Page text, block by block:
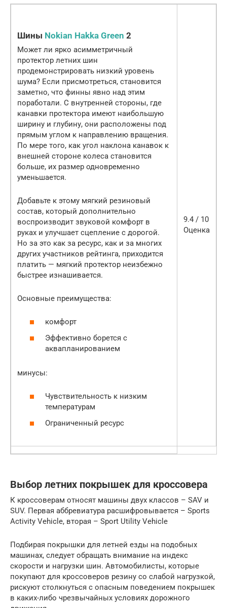
Шины Nokian Hakka Green 2
Может ли ярко асимметричный
протектор летних шин
продемонстрировать низкий уровень
шума? Если присмотреться, становится
заметно, что финны явно над этим
поработали. С внутренней стороны, где
канавки протектора имеют наибольшую
ширину и глубину, они расположены под
прямым углом к ​​направлению вращения.
По мере того, как угол наклона канавок к
внешней стороне колеса становится
больше, их размер одновременно
уменьшается.
Добавьте к этому мягкий резиновый
состав, который дополнительно
воспроизводит звуковой комфорт в
руках и улучшает сцепление с дорогой.
Но за это как за ресурс, как и за многих
других участников рейтинга, приходится
платить — мягкий протектор неизбежно
быстрее изнашивается.
Основные преимущества:
комфорт
Эффективно борется с
аквапланированием
минусы:
Чувствительность к низким
температурам
Ограниченный ресурс
9.4 / 10
Оценка
Выбор летних покрышек для кроссовера
К кроссоверам относят машины двух классов – SAV и
SUV. Первая аббревиатура расшифровывается – Sports
Activity Vehicle, вторая – Sport Utility Vehicle
Подбирая покрышки для летней езды на подобных
машинах, следует обращать внимание на индекс
скорости и нагрузки шин. Автомобилисты, которые
покупают для кроссоверов резину со слабой нагрузкой,
рискуют столкнуться с опасным поведением покрышек
в каких-либо чрезвычайных условиях дорожного